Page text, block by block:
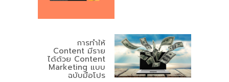
การทำให้
Content มีราย
ได้ด้วย Content
Marketing แบบ
ฉบับมือโปร